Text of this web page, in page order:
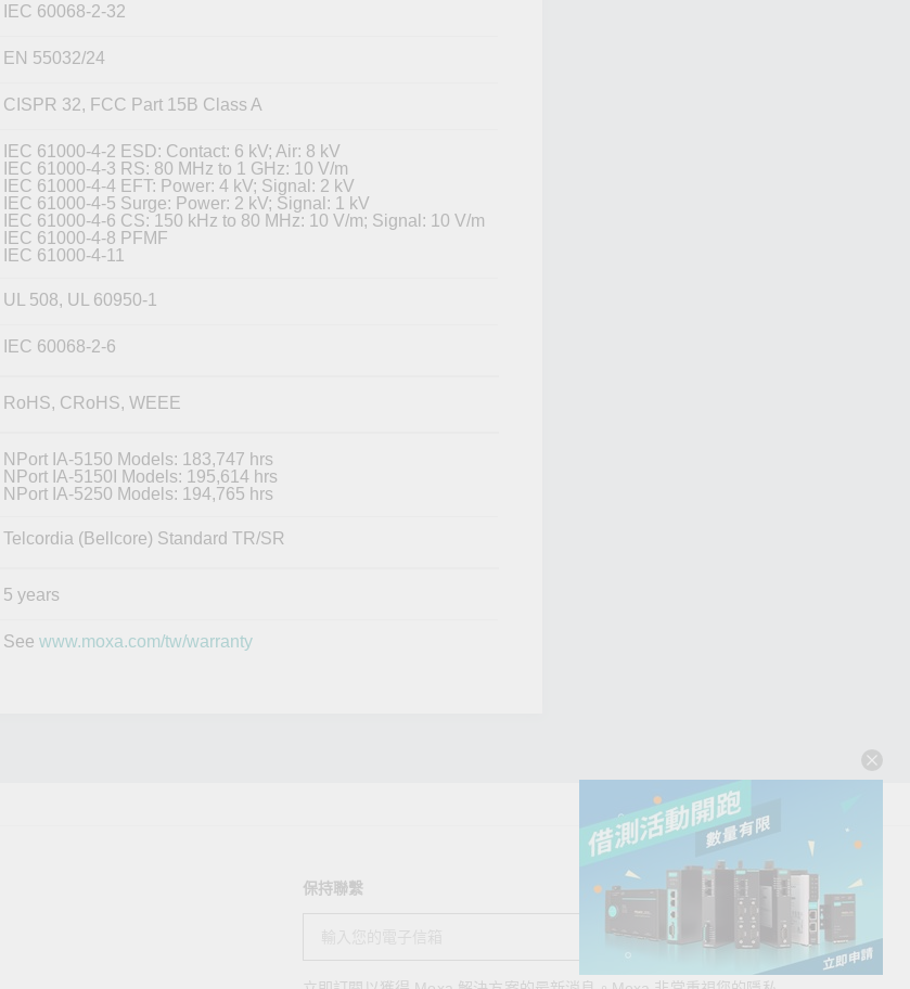
IEC 60068-2-32
EN 55032/24
CISPR 32, FCC Part 15B Class A
IEC 61000-4-2 ESD: Contact: 6 kV; Air: 8 kV
IEC 61000-4-3 RS: 80 MHz to 1 GHz: 10 V/m
IEC 61000-4-4 EFT: Power: 4 kV; Signal: 2 kV
IEC 61000-4-5 Surge: Power: 2 kV; Signal: 1 kV
IEC 61000-4-6 CS: 150 kHz to 80 MHz: 10 V/m; Signal: 10 V/m
IEC 61000-4-8 PFMF
IEC 61000-4-11
UL 508, UL 60950-1
IEC 60068-2-6
RoHS, CRoHS, WEEE
NPort IA-5150 Models: 183,747 hrs
NPort IA-5150I Models: 195,614 hrs
NPort IA-5250 Models: 194,765 hrs
Telcordia (Bellcore) Standard TR/SR
5 years
See www.moxa.com/tw/warranty
保持聯繫
送出